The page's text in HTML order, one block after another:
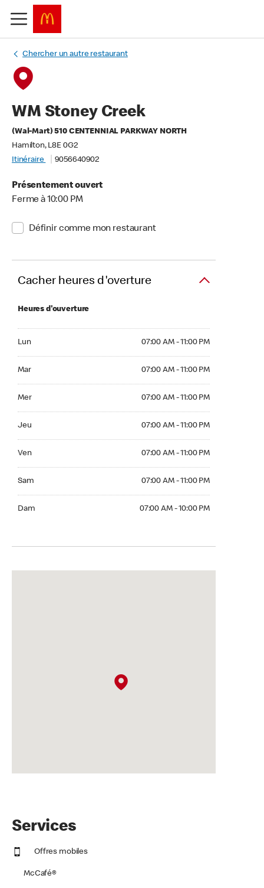
Chercher un autre restaurant
WM Stoney Creek
(Wal-Mart) 510 CENTENNIAL PARKWAY NORTH
Hamilton, L8E 0G2
Itinéraire
9056640902
Présentement ouvert
Ferme à 10:00 PM
Définir comme mon restaurant
Cacher heures d'overture
Heures d'ouverture
Lun 07:00 AM - 11:00 PM
Mar 07:00 AM - 11:00 PM
Mer 07:00 AM - 11:00 PM
Jeu 07:00 AM - 11:00 PM
Ven 07:00 AM - 11:00 PM
Sam 07:00 AM - 11:00 PM
Dam 07:00 AM - 10:00 PM
Services
Offres mobiles
McCafé®